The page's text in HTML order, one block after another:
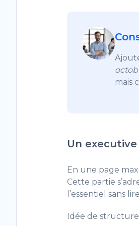
mais
Un
En une page
Cette partie
l’essentiel sans
Idée de structure